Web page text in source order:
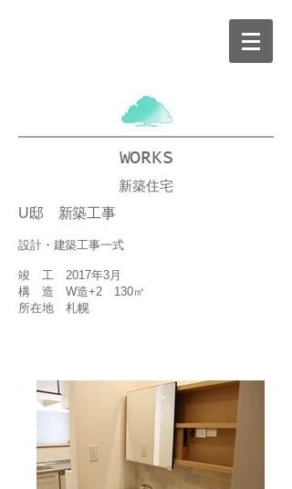
WORKS
​新築住宅
U邸 新築工事
設計・建築工事一式
竣 工 2017年3月
構 造 W造+2 130㎡
所在地 札幌